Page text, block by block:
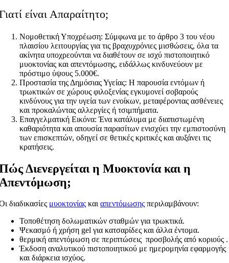
είναι Απαραίτητο;
Νομοθετική Υποχρέωση: Σύμφωνα με το άρθρο 3 του νέου
πλαισίου λειτουργίας για τις βραχυχρόνιες μισθώσεις, όλα τα
ακίνητα υποχρεούνται να διαθέτουν σε ισχύ πιστοποιητικό
μυοκτονίας και απεντόμωσης, ειδάλλως κινδυνεύουν με
πρόστιμο ύψους 5.000€.
Προστασία της Δημόσιας Υγείας: Η παρουσία εντόμων ή
τρωκτικών σε χώρους φιλοξενίας εγκυμονεί σοβαρούς
κινδύνους για την υγεία των ενοίκων, μεταφέροντας ασθένειες
και προκαλώντας αλλεργίες ή τσιμπήματα.
Επαγγελματική Εικόνα: Ένα κατάλυμα με διαπιστωμένη
καθαριότητα και απουσία παρασίτων ενισχύει την εμπιστοσύνη
των επισκεπτών, οδηγεί σε θετικές κριτικές και αυξάνει τις
κρατήσεις.
Διενεργείται η Μυοκτονία και η
διαδικασίες μυοκτονίας καιαπεντόμωσης περιλαμβάνουν:
Τοποθέτηση δολωματικών σταθμών για τρωκτικά.
Ψεκασμό ή χρήση gel για κατσαρίδες και άλλα έντομα.
θερμική απεντόμωση σε περιπτώσεις προσβολής από κοριούς .
Έκδοση αναλυτικού πιστοποιητικού με ημερομηνία εφαρμογής
και διάρκεια ισχύος.